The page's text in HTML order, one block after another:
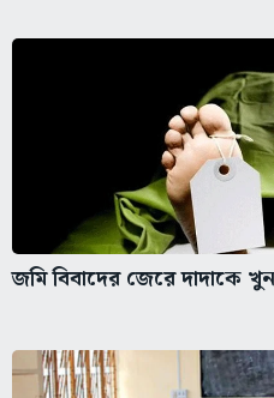
জমি বিবাদের জেরে দাদাকে